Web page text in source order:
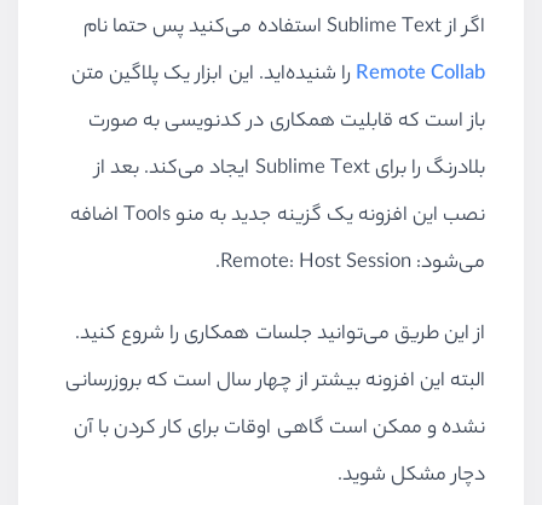
اگر از Sublime Text استفاده می‌کنید پس حتما نام
Remote Collab را شنیده‌اید. این ابزار یک پلاگین متن
باز است که قابلیت همکاری در کدنویسی به صورت
بلادرنگ را برای Sublime Text ایجاد می‌کند. بعد از
نصب این افزونه یک گزینه جدید به منو Tools اضافه
می‌شود: Remote: Host Session.
از این طریق می‌توانید جلسات همکاری را شروع کنید.
البته این افزونه بیشتر از چهار سال است که بروزرسانی
نشده و ممکن است گاهی اوقات برای کار کردن با آن
دچار مشکل شوید.